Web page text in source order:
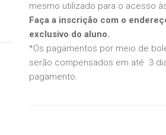
mesmo utilizado para o acesso
Faça a inscrição com o
exclusivo do aluno.
*Os pagamentos por meio de
serão compensados em até 3
pagamento.